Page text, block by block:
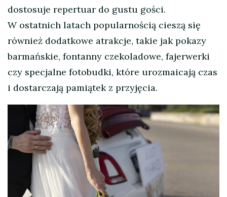
dostosuje repertuar do gustu gości.
W ostatnich latach popularnością cieszą się
również dodatkowe atrakcje, takie jak pokazy
barmańskie, fontanny czekoladowe, fajerwerki
czy specjalne fotobudki, które urozmaicają czas
i dostarczają pamiątek z przyjęcia.